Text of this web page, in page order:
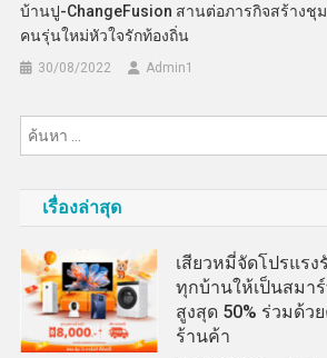
บ้านปู-ChangeFusion สานต่อภารกิจสร้างชุ
คนรุ่นใหม่หัวใจรักท้องถิ่น
30/08/2022 Admin​1
เรื่องล่าสุด
เสียวหมี่จัดโปรแร
ทุกบ้านให้เป็นสมา
สูงสุด 50% ร่วมด้ว
ร้านค้า